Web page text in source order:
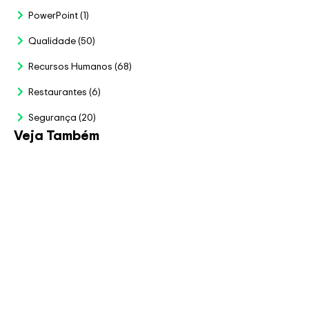
PowerPoint(1)
Qualidade(50)
Recursos Humanos (68)
Restaurantes (6)
Segurança (20)
Veja Também